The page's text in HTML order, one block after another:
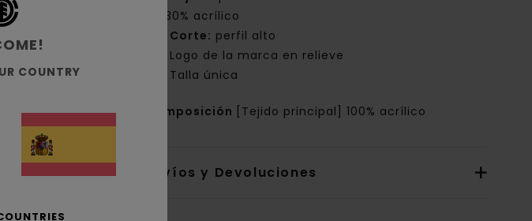
y 30% acrílico
Corte: perfil alto
Logo de la marca en relieve
Talla única
Composición [Tejido principal] 100% acrílico
Envíos y Devoluciones
COUNTRY